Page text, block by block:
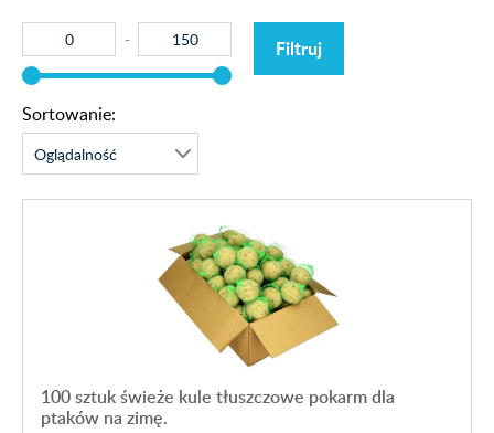
Filtruj
Sortowanie:
100 sztuk świeże kule tłuszczowe pokarm dla
ptaków na zimę.